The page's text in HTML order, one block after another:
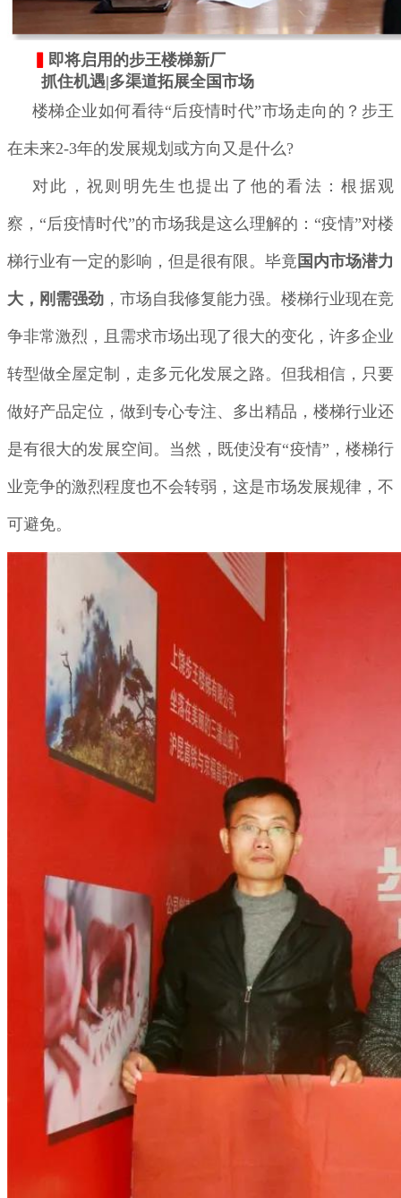
即将启用的步王楼梯新厂
抓住机遇|多渠道拓展全国市场
楼梯企业如何看待“后疫情时代”市场走向的？步王
在未来2-3年的发展规划或方向又是什么?
对此，祝则明先生也提出了他的看法：根据观
察，“后疫情时代”的市场我是这么理解的：“疫情”对楼
梯行业有一定的影响，但是很有限。毕竟 国内市场潜力
大，刚需强劲 ，市场自我修复能力强。楼梯行业现在竞
争非常激烈，且需求市场出现了很大的变化，许多企业
转型做全屋定制，走多元化发展之路。但我相信，只要
做好产品定位，做到专心专注、多出精品，楼梯行业还
是有很大的发展空间。当然，既使没有“疫情”，楼梯行
业竞争的激烈程度也不会转弱，这是市场发展规律，不
可避免。